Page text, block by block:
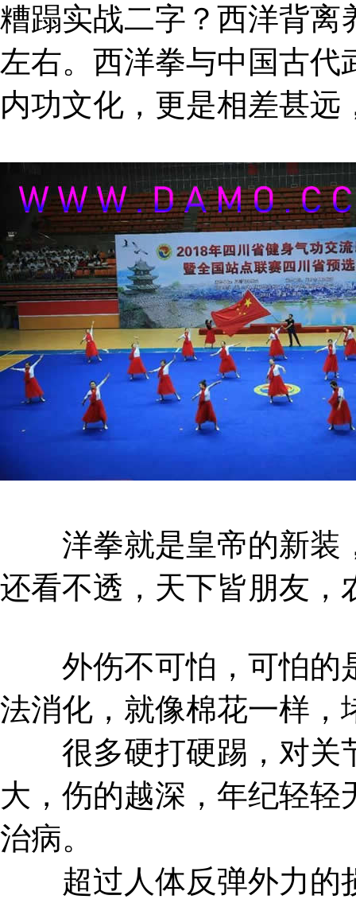
糟蹋实战二字？西洋背离
左右。西洋拳与中国古代
内功文化，更是相差甚远
洋拳就是皇帝的新装
还看不透，天下皆朋友，
外伤不可怕，可怕的
法消化，就像棉花一样，
很多硬打硬踢，对关
大，伤的越深，年纪轻
治病。
超过人体反弹外力的